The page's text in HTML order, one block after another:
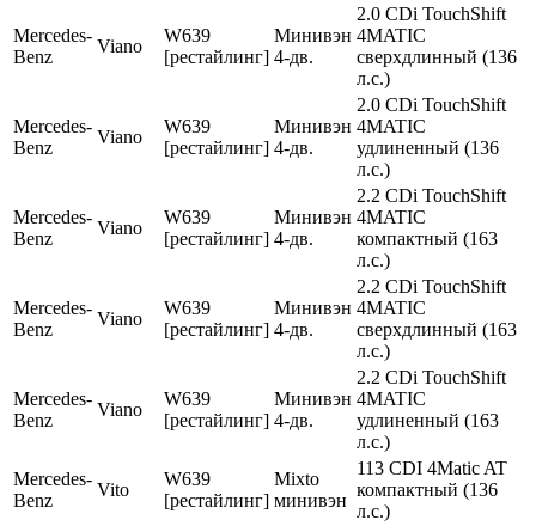
Mercedes-
Benz
Viano
W639
[рестайлинг]
Минивэн
4-дв.
2.0 CDi TouchShift
4MATIC
сверхдлинный (136
л.с.)
Mercedes-
Benz
Viano
W639
[рестайлинг]
Минивэн
4-дв.
2.0 CDi TouchShift
4MATIC
удлиненный (136
л.с.)
Mercedes-
Benz
Viano
W639
[рестайлинг]
Минивэн
4-дв.
2.2 CDi TouchShift
4MATIC
компактный (163
л.с.)
Mercedes-
Benz
Viano
W639
[рестайлинг]
Минивэн
4-дв.
2.2 CDi TouchShift
4MATIC
сверхдлинный (163
л.с.)
Mercedes-
Benz
Viano
W639
[рестайлинг]
Минивэн
4-дв.
2.2 CDi TouchShift
4MATIC
удлиненный (163
л.с.)
Mercedes-
Benz
Vito
W639
[рестайлинг]
Mixto
минивэн
113 CDI 4Matic AT
компактный (136
л.с.)